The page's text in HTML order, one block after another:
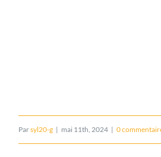
Parsyl20-g | mai 11th, 2024 | 0